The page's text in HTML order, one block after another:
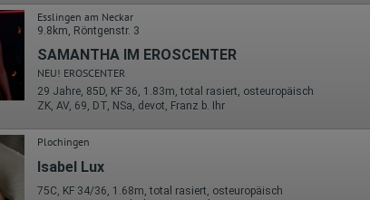
Esslingen am Neckar
9.8km, Röntgenstr. 3
SAMANTHA IM EROSCENTER
NEU! EROSCENTER
29 Jahre, 85D, KF 36, 1.83m, total rasiert, osteuropäisch
ZK, AV, 69, DT, NSa, devot, Franz b. Ihr
Plochingen
Isabel Lux
75C, KF 34/36, 1.68m, total rasiert, osteuropäisch